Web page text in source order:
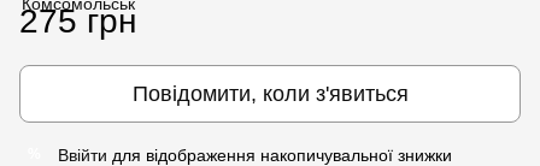
275 грн
Повідомити, коли з'явиться
Ввійти для відображення накопичувальної знижки